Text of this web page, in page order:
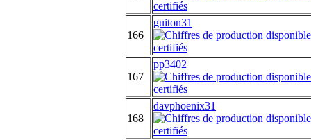
166
guiton31
167
pp3402
168
davphoenix31